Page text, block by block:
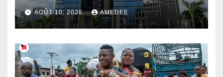
des Finances répond au
député Flory Mapamboli
AOÛT 10, 2026 AMEDEE